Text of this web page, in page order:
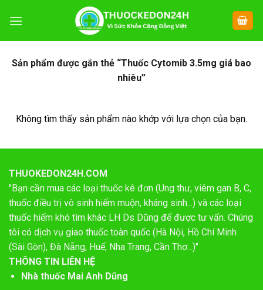
đến
Sản phẩm được gắn thẻ “Thuốc Cytomib 3.5mg giá bao
nhiêu”
Không tìm thấy sản phẩm nào khớp với lựa chọn của bạn.
THUOKEDON24H.COM
"Bạn cần mua các loại thuốc kê đơn (Ung thư, viêm gan B, C,
thuốc điều trị vô sinh hiếm muộn, kháng sinh...) và các loại
thuốc hiếm khó tìm khác LH Ds Dũng để được tư vấn. Chúng
tôi có dịch vụ giao thuốc toàn quốc (Hà Nội, Hồ Chí Minh
(Sài Gòn), Đà Nẵng, Huế, Nha Trang, Cần Thơ...)"
THÔNG TIN LIÊN HỆ
Nhà thuốc Mai Anh Dũng